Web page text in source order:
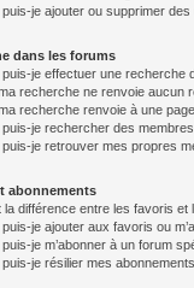
je ajouter ou supprimer des
dans les forums
puis-je effectuer une recherche
recherche ne renvoie aucun
recherche renvoie à une
puis-je rechercher des
puis-je retrouver mes propres
abonnements
la différence entre les favoris et
je ajouter aux favoris ou
je m’abonner à un forum
je résilier mes